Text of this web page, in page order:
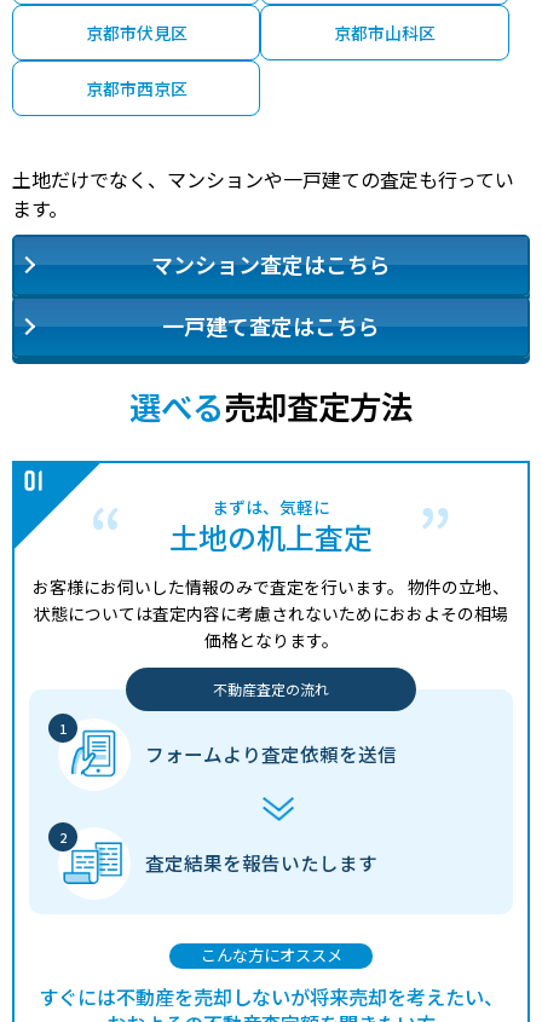
京都市伏見区 京都市山科区
京都市西京区
土地だけでなく、マンションや一戸建ての査定も行ってい
ます。
マンション査定はこちら
一戸建て査定はこちら
選べる売却査定方法
まずは、気軽に
土地の机上査定
お客様にお伺いした情報のみで査定を行います。 物件の立地、
状態については査定内容に考慮されないためにおおよその相場
価格となります。
不動産査定の流れ
フォームより査定依頼を送信
査定結果を報告いたします
こんな方にオススメ
すぐには不動産を売却しないが将来売却を考えたい、